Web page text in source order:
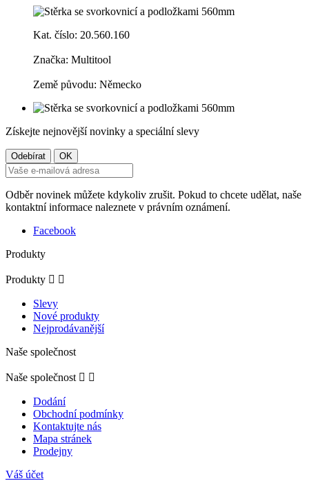
Kat. číslo: 20.560.160
Značka: Multitool
Země původu: Německo
Získejte nejnovější novinky a speciální slevy
Odběr novinek můžete kdykoliv zrušit. Pokud to chcete udělat, naše
kontaktní informace naleznete v právním oznámení.
Facebook
Produkty
Produkty  
Slevy
Nové produkty
Nejprodávanější
Naše společnost
Naše společnost  
Dodání
Obchodní podmínky
Kontaktujte nás
Mapa stránek
Prodejny
Váš účet